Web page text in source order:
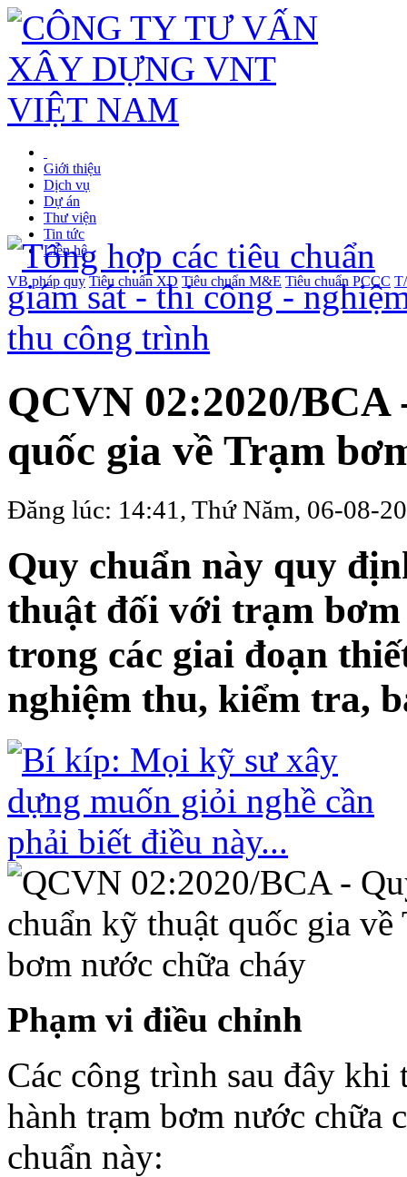
Giới thiệu
Dịch vụ
Dự án
Thư viện
Tin tức
Liên hệ
VB pháp quy Tiêu chuẩn XD Tiêu chuẩn M&E Tiêu chuẩn PCCC
QCVN 02:2020/
quốc gia về Trạm
Đăng lúc: 14:41, Thứ Năm, 06-08-
Quy chuẩn này quy
thuật đối với trạm
trong các giai đoạn
nghiệm thu, kiểm tra,
Phạm vi điều chỉnh
Các công trình sau đây
hành trạm bơm nước chữa
chuẩn này: